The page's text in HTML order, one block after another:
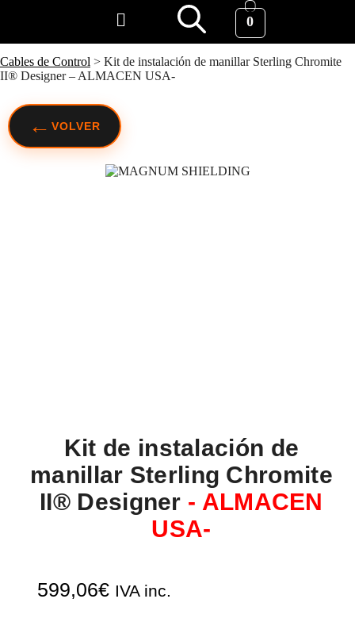
Cables de Control > Kit de instalación de manillar Sterling Chromite
II® Designer – ALMACEN USA-
0
← VOLVER
Kit de instalación de
manillar Sterling Chromite
II® Designer - ALMACEN
USA-
599,06€ IVA inc.